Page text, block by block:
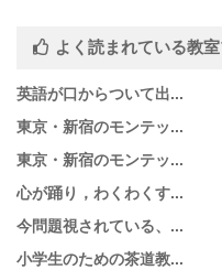
よく読まれている教
英語が口からついて出...
東京・新宿のモンテッ...
東京・新宿のモンテッ...
心が踊り，わくわくす...
今問題視されている、...
小学生のための茶道教...